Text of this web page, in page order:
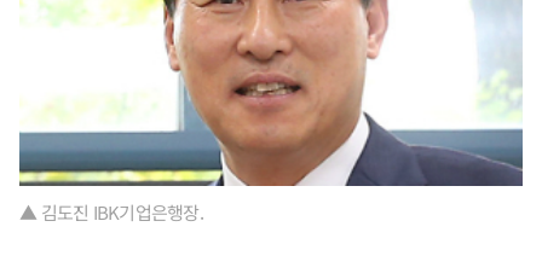
▲ 김도진 IBK기업은행장.